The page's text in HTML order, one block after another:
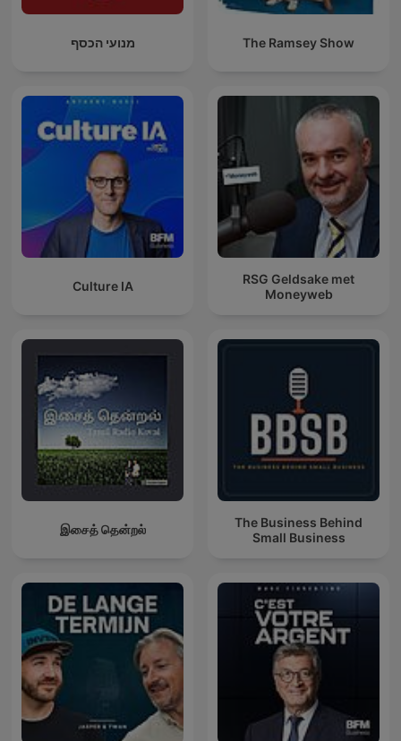
מנועי הכסף The Ramsey Show
Culture IA
RSG Geldsake met
Moneyweb
இசைத் தென்றல்
The Business Behind
Small Business